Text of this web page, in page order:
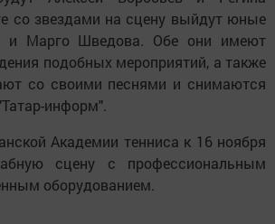
со звездами на сцену выйдут юные
и Марго Шведова. Обе они имеют
подобных мероприятий, а также
со своими песнями и снимаются
информ".
Академии тенниса к 16 ноября
сцену с профессиональным
оборудованием.